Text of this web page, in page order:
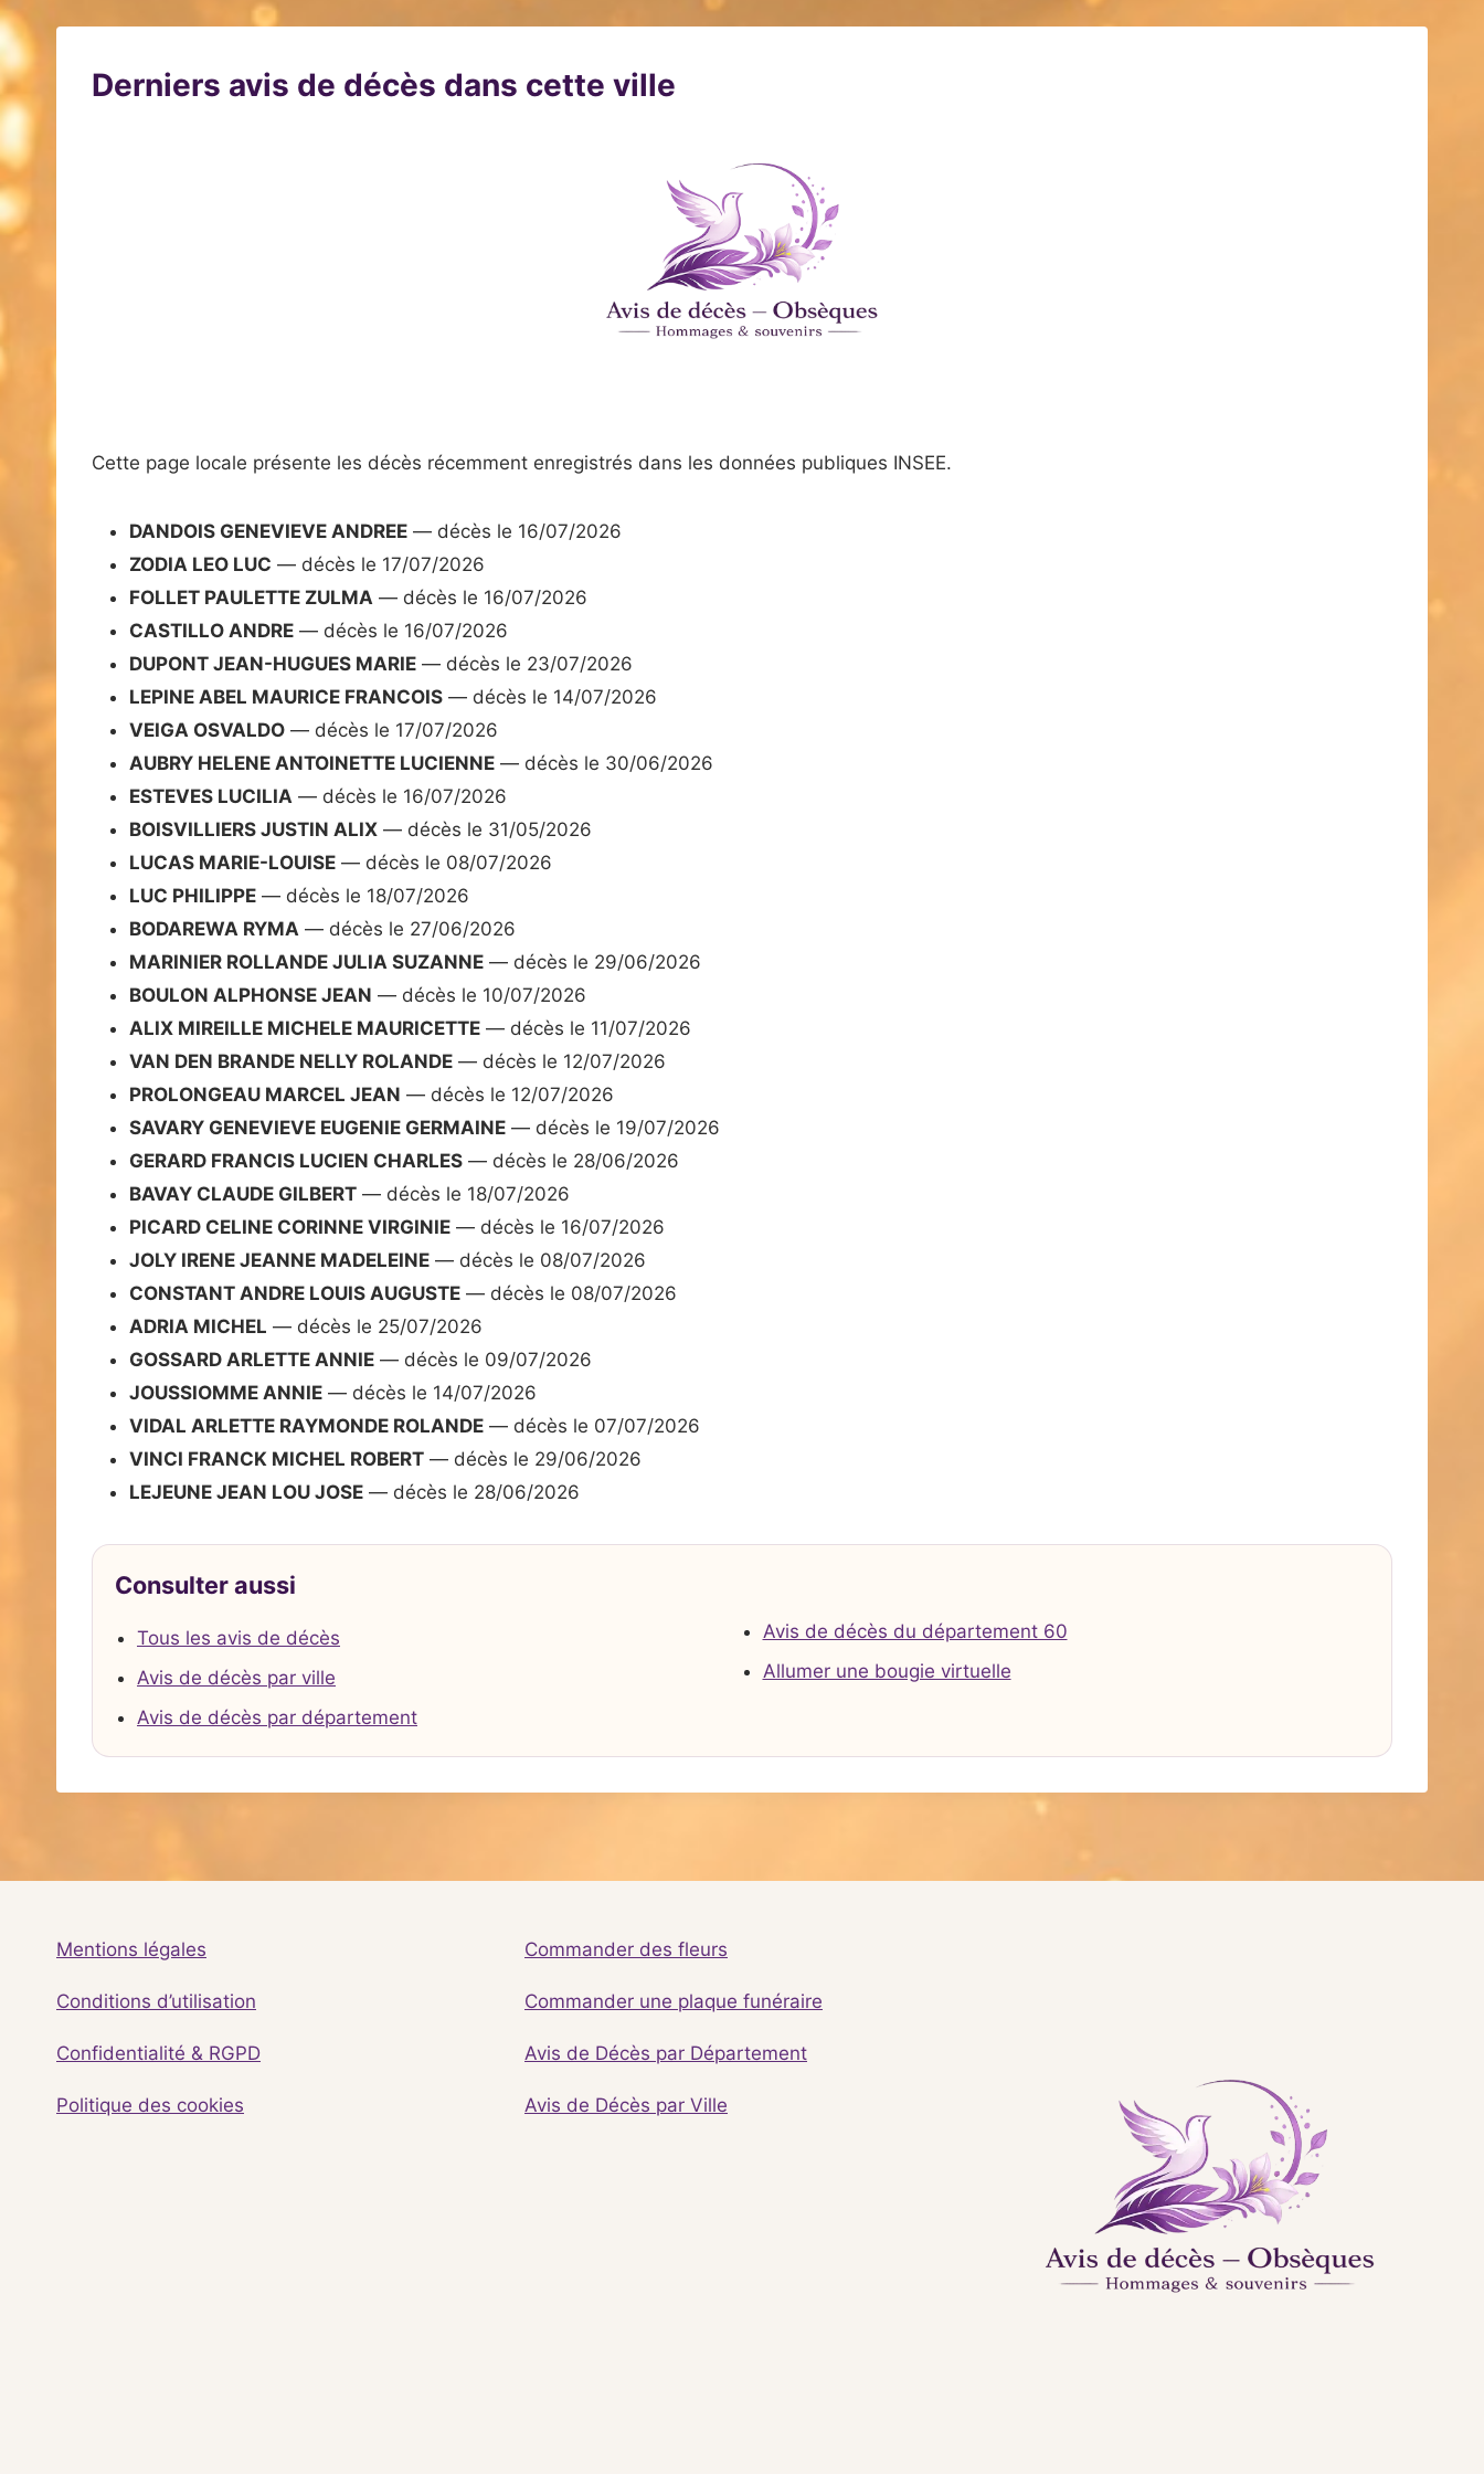
Derniers avis de décès dans cette ville
Cette page locale présente les décès récemment enregistrés dans les données publiques INSEE.
DANDOIS GENEVIEVE ANDREE — décès le 16/07/2026
ZODIA LEO LUC — décès le 17/07/2026
FOLLET PAULETTE ZULMA — décès le 16/07/2026
CASTILLO ANDRE — décès le 16/07/2026
DUPONT JEAN-HUGUES MARIE — décès le 23/07/2026
LEPINE ABEL MAURICE FRANCOIS — décès le 14/07/2026
VEIGA OSVALDO — décès le 17/07/2026
AUBRY HELENE ANTOINETTE LUCIENNE — décès le 30/06/2026
ESTEVES LUCILIA — décès le 16/07/2026
BOISVILLIERS JUSTIN ALIX — décès le 31/05/2026
LUCAS MARIE-LOUISE — décès le 08/07/2026
LUC PHILIPPE — décès le 18/07/2026
BODAREWA RYMA — décès le 27/06/2026
MARINIER ROLLANDE JULIA SUZANNE — décès le 29/06/2026
BOULON ALPHONSE JEAN — décès le 10/07/2026
ALIX MIREILLE MICHELE MAURICETTE — décès le 11/07/2026
VAN DEN BRANDE NELLY ROLANDE — décès le 12/07/2026
PROLONGEAU MARCEL JEAN — décès le 12/07/2026
SAVARY GENEVIEVE EUGENIE GERMAINE — décès le 19/07/2026
GERARD FRANCIS LUCIEN CHARLES — décès le 28/06/2026
BAVAY CLAUDE GILBERT — décès le 18/07/2026
PICARD CELINE CORINNE VIRGINIE — décès le 16/07/2026
JOLY IRENE JEANNE MADELEINE — décès le 08/07/2026
CONSTANT ANDRE LOUIS AUGUSTE — décès le 08/07/2026
ADRIA MICHEL — décès le 25/07/2026
GOSSARD ARLETTE ANNIE — décès le 09/07/2026
JOUSSIOMME ANNIE — décès le 14/07/2026
VIDAL ARLETTE RAYMONDE ROLANDE — décès le 07/07/2026
VINCI FRANCK MICHEL ROBERT — décès le 29/06/2026
LEJEUNE JEAN LOU JOSE — décès le 28/06/2026
Consulter aussi
Tous les avis de décès
Avis de décès par ville
Avis de décès par département
Avis de décès du département 60
Allumer une bougie virtuelle
Mentions légales
Conditions d’utilisation
Confidentialité & RGPD
Politique des cookies
Commander des fleurs
Commander une plaque funéraire
Avis de Décès par Département
Avis de Décès par Ville